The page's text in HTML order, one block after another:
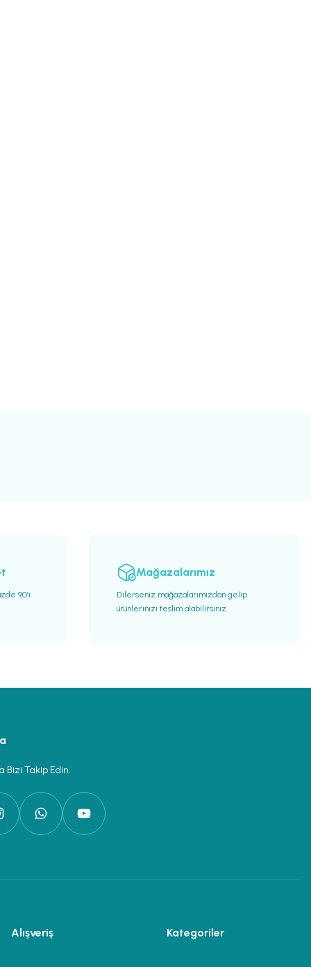
90’ı
Mağazalarımız
Dilerseniz mağazalarımızdan gelip
ürünlerinizi teslim alabilirsiniz.
Bizi Takip Edin.
Alışveriş Kategoriler